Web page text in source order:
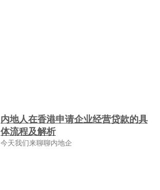
内地人在香港申请企业经营贷款的具
体流程及解析
今天我们来聊聊内地企